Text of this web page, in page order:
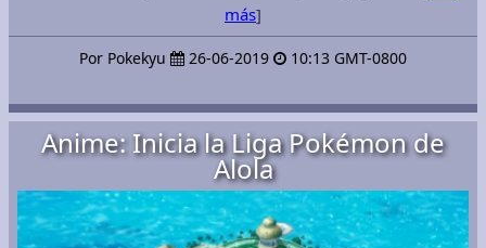
más]
Por Pokekyu 26-06-2019 10:13 GMT-0800
Anime: Inicia la Liga Pokémon de
Alola